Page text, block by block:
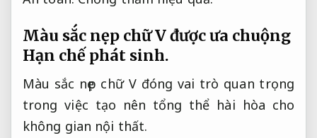
Màu sắc nẹp chữ V được ưa chuộng
Hạn chế phát sinh.
Màu sắc nẹp chữ V đóng vai trò quan trọng
trong việc tạo nên tổng thể hài hòa cho
không gian nội thất.